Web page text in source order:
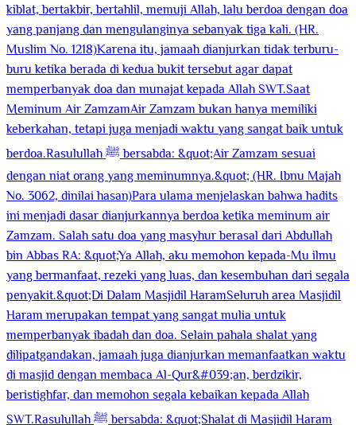
kiblat, bertakbir, bertahlil, memuji Allah, lalu berdoa dengan doa
yang panjang dan mengulanginya sebanyak tiga kali. (HR.
Muslim No. 1218)Karena itu, jamaah dianjurkan tidak terburu-
buru ketika berada di kedua bukit tersebut agar dapat
memperbanyak doa dan munajat kepada Allah SWT.Saat
Meminum Air ZamzamAir Zamzam bukan hanya memiliki
keberkahan, tetapi juga menjadi waktu yang sangat baik untuk
berdoa.Rasulullah ﷺ bersabda: &quot;Air Zamzam sesuai
dengan niat orang yang meminumnya.&quot; (HR. Ibnu Majah
No. 3062, dinilai hasan)Para ulama menjelaskan bahwa hadits
ini menjadi dasar dianjurkannya berdoa ketika meminum air
Zamzam. Salah satu doa yang masyhur berasal dari Abdullah
bin Abbas RA: &quot;Ya Allah, aku memohon kepada-Mu ilmu
yang bermanfaat, rezeki yang luas, dan kesembuhan dari segala
penyakit.&quot;Di Dalam Masjidil HaramSeluruh area Masjidil
Haram merupakan tempat yang sangat mulia untuk
memperbanyak ibadah dan doa. Selain pahala shalat yang
dilipatgandakan, jamaah juga dianjurkan memanfaatkan waktu
di masjid dengan membaca Al-Qur&#039;an, berdzikir,
beristighfar, dan memohon segala kebaikan kepada Allah
SWT.Rasulullah ﷺ bersabda: &quot;Shalat di Masjidil Haram